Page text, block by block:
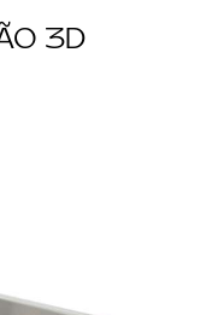
3D